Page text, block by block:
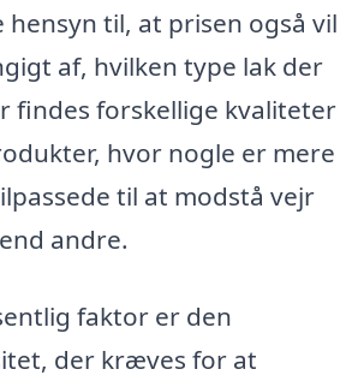
til, at prisen også vil
af, hvilken type lak der
findes forskellige kvaliteter
hvor nogle er mere
til at modstå vejr
andre.
faktor er den
der kræves for at